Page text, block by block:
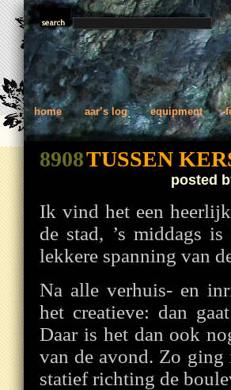
home aar’s log equipment
8908TUSSEN
posted
Ik vind het een
de stad, ’s middags
lekkere spanning van
Na alle verhuis- en
het creatieve: dan
Daar is het dan ook
van de avond. Zo ging
statief richting de